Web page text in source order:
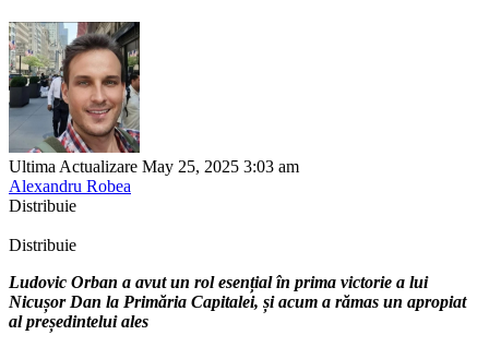
Ultima Actualizare May 25, 2025 3:03 am
Alexandru Robea
Distribuie
Distribuie
Ludovic Orban a avut un rol esențial în prima victorie a lui
Nicușor Dan la Primăria Capitalei, și acum a rămas un apropiat
al președintelui ales